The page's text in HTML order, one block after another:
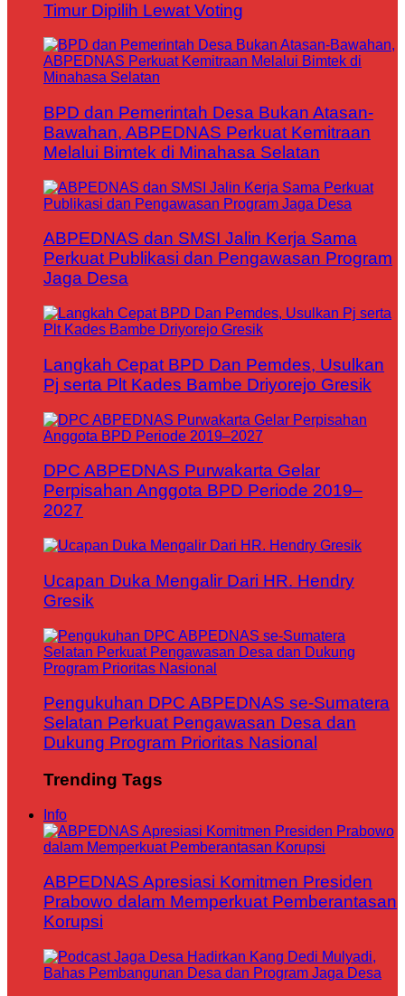
Timur Dipilih Lewat Voting
BPD dan Pemerintah Desa Bukan Atasan-
Bawahan, ABPEDNAS Perkuat Kemitraan
Melalui Bimtek di Minahasa Selatan
ABPEDNAS dan SMSI Jalin Kerja Sama
Perkuat Publikasi dan Pengawasan Program
Jaga Desa
Langkah Cepat BPD Dan Pemdes, Usulkan
Pj serta Plt Kades Bambe Driyorejo Gresik
DPC ABPEDNAS Purwakarta Gelar
Perpisahan Anggota BPD Periode 2019–
2027
Ucapan Duka Mengalir Dari HR. Hendry
Gresik
Pengukuhan DPC ABPEDNAS se-Sumatera
Selatan Perkuat Pengawasan Desa dan
Dukung Program Prioritas Nasional
Trending Tags
Info
ABPEDNAS Apresiasi Komitmen Presiden
Prabowo dalam Memperkuat Pemberantasan
Korupsi